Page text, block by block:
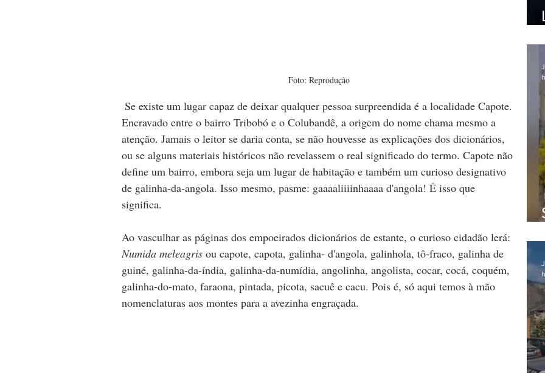
Foto: Reprodução
Encravado entre o bairro Tribobó e o Colubandê, a origem do nome chama mesmo a
atenção. Jamais o leitor se daria conta, se não houvesse as explicações dos dicionários,
ou se alguns materiais históricos não revelassem o real significado do termo. Capote não
define um bairro, embora seja um lugar de habitação e também um curioso designativo
de galinha-da-angola. Isso mesmo, pasme: gaaaaliiiinhaaaa d'angola! É isso que
significa.
Ao vasculhar as páginas dos empoeirados dicionários de estante, o curioso cidadão lerá:
Numida meleagris ou capote, capota, galinha- d'angola, galinhola, tô-fraco, galinha de
guiné, galinha-da-índia, galinha-da-numídia, angolinha, angolista, cocar, cocá, coquém,
galinha-do-mato, faraona, pintada, picota, sacuê e cacu. Pois é, só aqui temos à mão
nomenclaturas aos montes para a avezinha engraçada.